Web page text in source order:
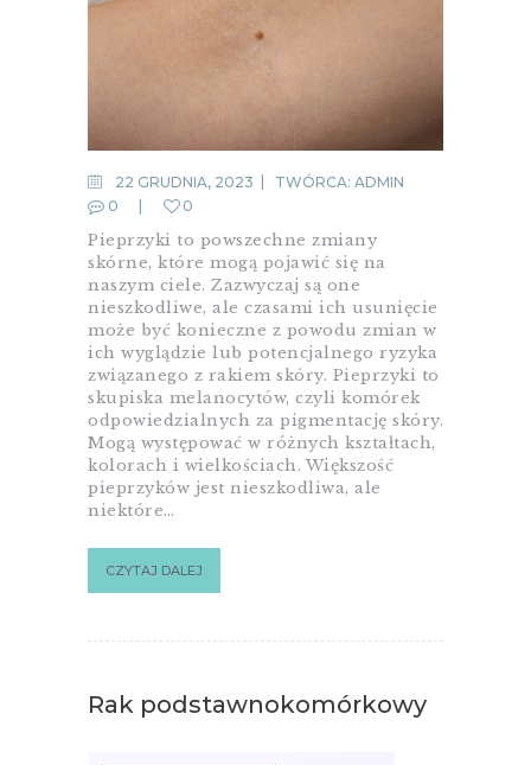
22 GRUDNIA, 2023 TWÓRCA: ADMIN
0
0
Pieprzyki to powszechne zmiany
skórne, które mogą pojawić się na
naszym ciele. Zazwyczaj są one
nieszkodliwe, ale czasami ich usunięcie
może być konieczne z powodu zmian w
ich wyglądzie lub potencjalnego ryzyka
związanego z rakiem skóry. Pieprzyki to
skupiska melanocytów, czyli komórek
odpowiedzialnych za pigmentację skóry.
Mogą występować w różnych kształtach,
kolorach i wielkościach. Większość
pieprzyków jest nieszkodliwa, ale
niektóre…
CZYTAJ DALEJ
Rak podstawnokomórkowy